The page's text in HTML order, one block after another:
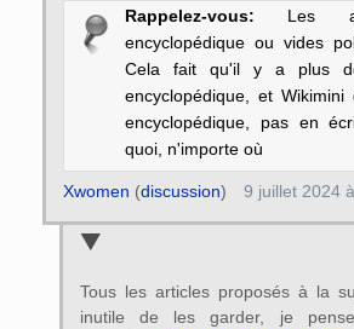
Rappelez-vous: Les
encyclopédique ou vides
Cela fait qu'il y a plus
encyclopédique, et
encyclopédique, pas en
quoi, n'importe où
Xwomen (discussion) 9 juillet 2024
Tous les articles proposés à la
inutile de les garder, je